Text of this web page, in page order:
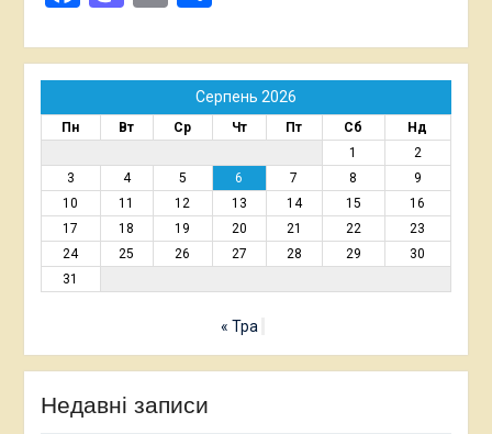
Серпень 2026
Пн Вт Ср Чт Пт Сб
Нд
1
2
3
4 5 6 7 8
9
10
11 12 13 14 15
16
17
18 19 20 21 22
23
24
25 26 27 28 29
30
31
« Тра
Недавні записи